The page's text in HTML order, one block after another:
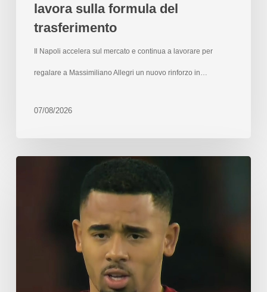
lavora sulla formula del
trasferimento
Il Napoli accelera sul mercato e continua a lavorare per
regalare a Massimiliano Allegri un nuovo rinforzo in…
07/08/2026